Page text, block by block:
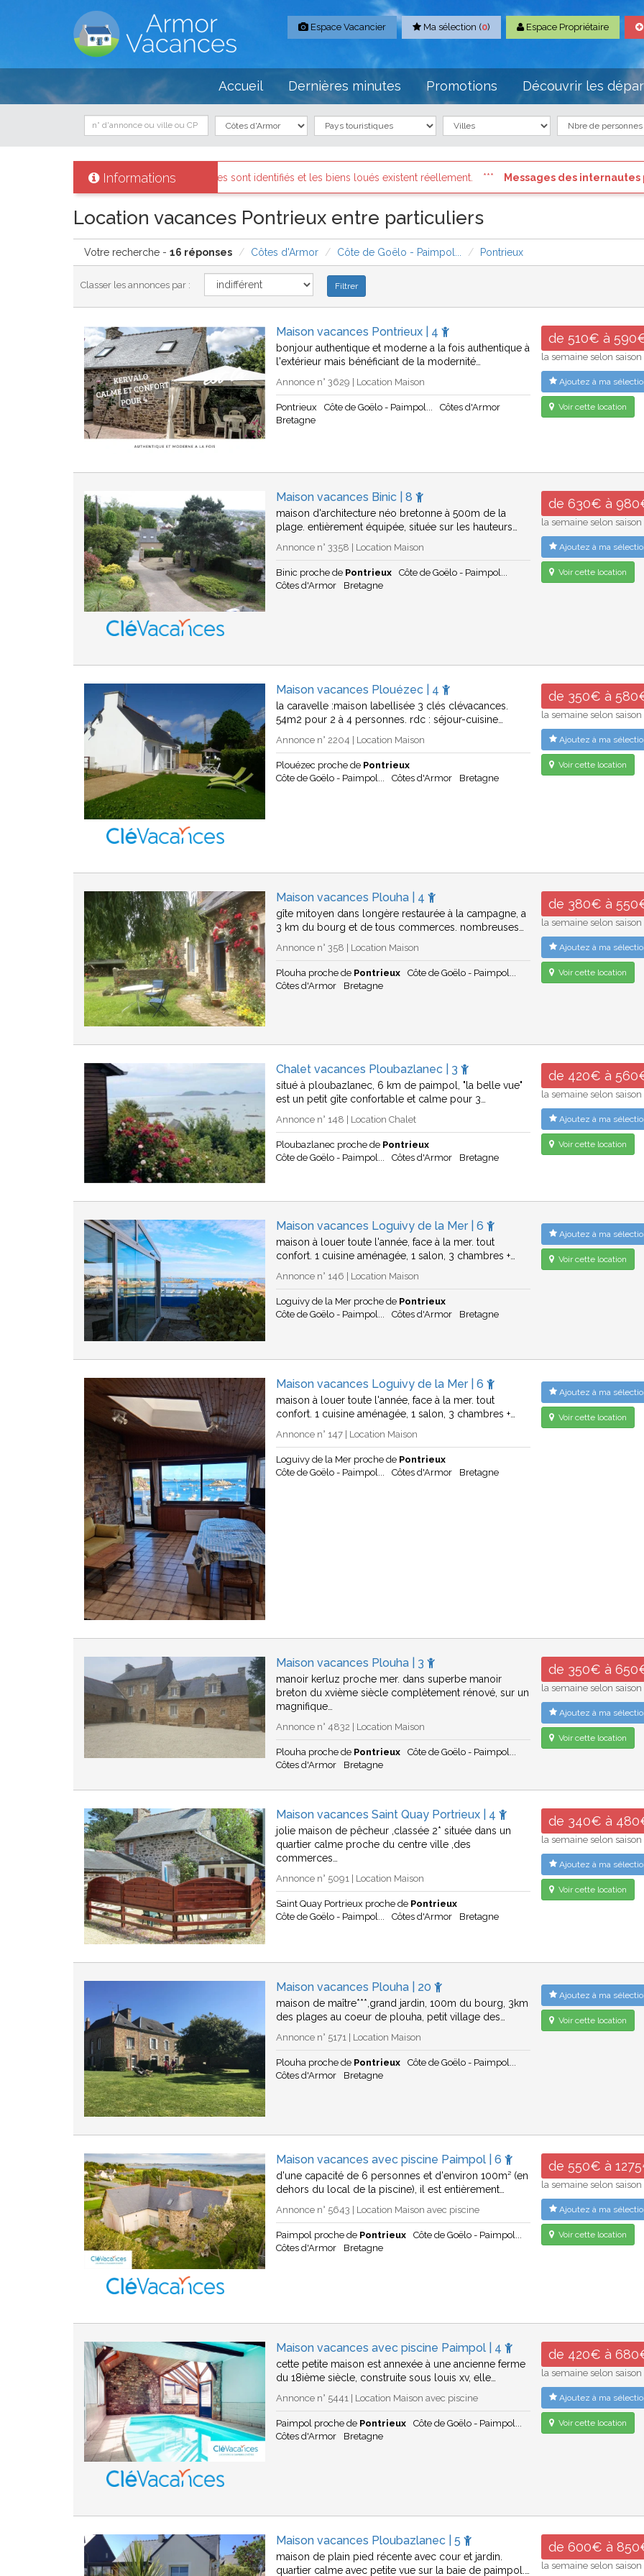
Espace Vacancier Ma sélection (0) Espace Propriétaire
Accueil Dernières minutes Promotions Découvrir les
Informations
sont identifiés et les biens loués existent réellement. Messages des internautes pressés: Connectez vous à votre
Location vacances Pontrieux entre particuliers
Votre recherche - 16 réponses Côtes d'Armor Côte de Goëlo - Paimpol... Pontrieux
Classer les annonces par :
Maison vacances Pontrieux | 4
bonjour authentique et moderne a la fois authentique à
l'extérieur mais bénéficiant de la modernité…
Annonce n° 3629 | Location Maison
Pontrieux Côte de Goëlo - Paimpol...
Côtes d'Armor
Bretagne
de 510€ à
la semaine selon saison
Ajoutez à ma
Voir cette location
Maison vacances Binic | 8
maison d'architecture néo bretonne à 500m de la
plage. entièrement équipée, située sur les hauteurs…
Annonce n° 3358 | Location Maison
Binic proche de Pontrieux
Côte de Goëlo - Paimpol...
Côtes d'Armor
Bretagne
de 630€ à
la semaine selon saison
Ajoutez à ma
Voir cette location
Maison vacances Plouézec | 4
la caravelle :maison labellisée 3 clés clévacances.
54m2 pour 2 à 4 personnes. rdc : séjour-cuisine…
Annonce n° 2204 | Location Maison
Plouézec proche de Pontrieux
Côte de Goëlo - Paimpol...
Côtes d'Armor Bretagne
de 350€ à
la semaine selon saison
Ajoutez à ma
Voir cette location
Maison vacances Plouha | 4
gîte mitoyen dans longère restaurée à la campagne, a
3 km du bourg et de tous commerces. nombreuses…
Annonce n° 358 | Location Maison
Plouha proche de Pontrieux
Côte de Goëlo - Paimpol...
Côtes d'Armor
Bretagne
de 380€ à
la semaine selon saison
Ajoutez à ma
Voir cette location
Chalet vacances Ploubazlanec | 3
situé à ploubazlanec, 6 km de paimpol, "la belle vue"
est un petit gîte confortable et calme pour 3…
Annonce n° 148 | Location Chalet
Ploubazlanec proche de Pontrieux
Côte de Goëlo - Paimpol...
Côtes d'Armor Bretagne
de 420€ à
la semaine selon saison
Ajoutez à ma
Voir cette location
Maison vacances Loguivy de la Mer | 6
maison à louer toute l'année, face à la mer. tout
confort. 1 cuisine aménagée, 1 salon, 3 chambres +…
Annonce n° 146 | Location Maison
Loguivy de la Mer proche de Pontrieux
Côte de Goëlo - Paimpol...
Côtes d'Armor Bretagne
Ajoutez à ma
Voir cette location
Maison vacances Loguivy de la Mer | 6
maison à louer toute l'année, face à la mer. tout
confort. 1 cuisine aménagée, 1 salon, 3 chambres +…
Annonce n° 147 | Location Maison
Loguivy de la Mer proche de Pontrieux
Côte de Goëlo - Paimpol...
Côtes d'Armor Bretagne
Ajoutez à ma
Voir cette location
Maison vacances Plouha | 3
manoir kerluz proche mer. dans superbe manoir
breton du xvième siècle complètement rénové, sur un
magnifique…
Annonce n° 4832 | Location Maison
Plouha proche de Pontrieux
Côte de Goëlo - Paimpol...
Côtes d'Armor
Bretagne
de 350€ à
la semaine selon saison
Ajoutez à ma
Voir cette location
Maison vacances Saint Quay Portrieux | 4
jolie maison de pêcheur ,classée 2* située dans un
quartier calme proche du centre ville ,des
commerces…
Annonce n° 5091 | Location Maison
Saint Quay Portrieux proche de Pontrieux
Côte de Goëlo - Paimpol...
Côtes d'Armor Bretagne
de 340€ à
la semaine selon saison
Ajoutez à ma
Voir cette location
Maison vacances Plouha | 20
maison de maître***,grand jardin, 100m du bourg, 3km
des plages au coeur de plouha, petit village des…
Annonce n° 5171 | Location Maison
Plouha proche de Pontrieux
Côte de Goëlo - Paimpol...
Côtes d'Armor
Bretagne
Ajoutez à ma
Voir cette location
Maison vacances avec piscine Paimpol | 6
d'une capacité de 6 personnes et d'environ 100m² (en
dehors du local de la piscine), il est entièrement…
Annonce n° 5643 | Location Maison avec piscine
Paimpol proche de Pontrieux
Côte de Goëlo - Paimpol...
Côtes d'Armor
Bretagne
de 550€ à
la semaine selon saison
Ajoutez à ma
Voir cette location
Maison vacances avec piscine Paimpol | 4
cette petite maison est annexée à une ancienne ferme
du 18ième siècle, construite sous louis xv, elle…
Annonce n° 5441 | Location Maison avec piscine
Paimpol proche de Pontrieux
Côte de Goëlo - Paimpol...
Côtes d'Armor
Bretagne
de 420€ à
la semaine selon saison
Ajoutez à ma
Voir cette location
Maison vacances Ploubazlanec | 5
maison de plain pied récente avec cour et jardin.
quartier calme avec petite vue sur la baie de paimpol.…
de 600€ à
la semaine selon saison